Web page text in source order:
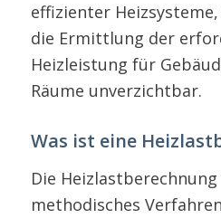
effizienter
die Ermittlung der
Heizleistung für
Räume unverzichtbar.
Was ist eine
Die
methodisches